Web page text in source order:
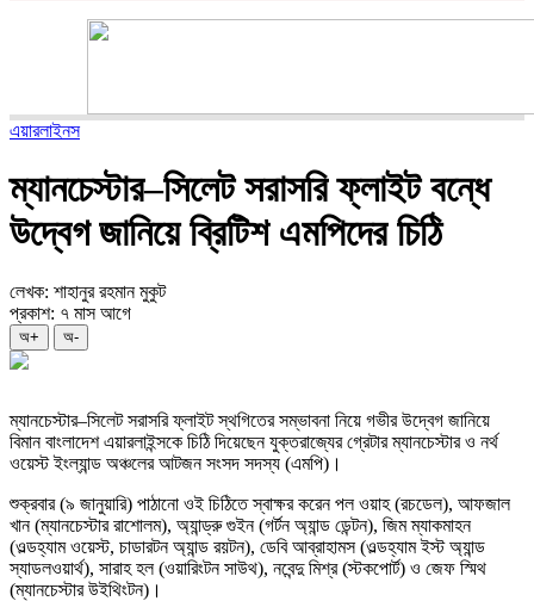
এয়ারলাইনস
ম্যানচেস্টার–সিলেট সরাসরি ফ্লাইট বন্ধে
উদ্বেগ জানিয়ে ব্রিটিশ এমপিদের চিঠি
লেখক: শাহানুর রহমান মুকুট
প্রকাশ: ৭ মাস আগে
অ+ অ-
ম্যানচেস্টার–সিলেট সরাসরি ফ্লাইট স্থগিতের সম্ভাবনা নিয়ে গভীর উদ্বেগ জানিয়ে
বিমান বাংলাদেশ এয়ারলাইন্সকে চিঠি দিয়েছেন যুক্তরাজ্যের গ্রেটার ম্যানচেস্টার ও নর্থ
ওয়েস্ট ইংল্যান্ড অঞ্চলের আটজন সংসদ সদস্য (এমপি)।
শুক্রবার (৯ জানুয়ারি) পাঠানো ওই চিঠিতে স্বাক্ষর করেন পল ওয়াহ (রচডেল), আফজাল
খান (ম্যানচেস্টার রাশোলম), অ্যান্ড্রু গুইন (গর্টন অ্যান্ড ডেন্টন), জিম ম্যাকমাহন
(ওল্ডহ্যাম ওয়েস্ট, চাডারটন অ্যান্ড রয়টন), ডেবি আব্রাহামস (ওল্ডহ্যাম ইস্ট অ্যান্ড
স্যাডলওয়ার্থ), সারাহ হল (ওয়ারিংটন সাউথ), নবেন্দু মিশ্র (স্টকপোর্ট) ও জেফ স্মিথ
(ম্যানচেস্টার উইথিংটন)।